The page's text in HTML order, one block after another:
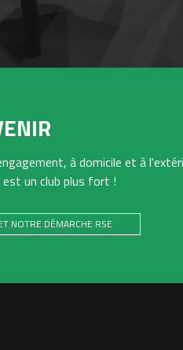
à domicile et à
un club plus fort !
NOTRE DÉMARCHE RSE